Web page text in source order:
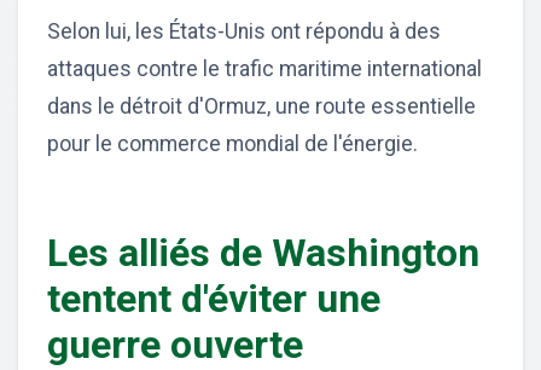
Selon lui, les États-Unis ont répondu à des
attaques contre le trafic maritime international
dans le détroit d'Ormuz, une route essentielle
pour le commerce mondial de l'énergie.
Les alliés de Washington
tentent d'éviter une
guerre ouverte